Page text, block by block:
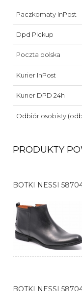
Paczkomaty InPost
Dpd Pickup
Poczta polska
Kurier InPost
Kurier DPD 24h
Odbiór osobisty
PRODUKTY
BOTKI NESSI
BOTKI NESSI